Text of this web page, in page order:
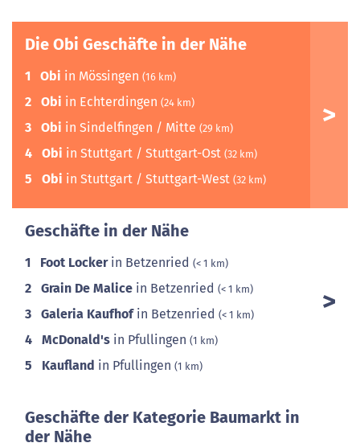
Die Obi Geschäfte in der Nähe
1 Obi in Mössingen (16 km)
2 Obi in Echterdingen (24 km)
3 Obi in Sindelfingen / Mitte (29 km)
4 Obi in Stuttgart / Stuttgart-Ost (32 km)
5 Obi in Stuttgart / Stuttgart-West (32 km)
Geschäfte in der Nähe
1 Foot Lockerin Betzenried (< 1 km)
2 Grain De Malice in Betzenried (< 1 km)
3 Galeria Kaufhofin Betzenried (< 1 km)
4 McDonald's in Pfullingen (1 km)
5 Kaufland in Pfullingen (1 km)
Geschäfte der Kategorie Baumarkt in
der Nähe